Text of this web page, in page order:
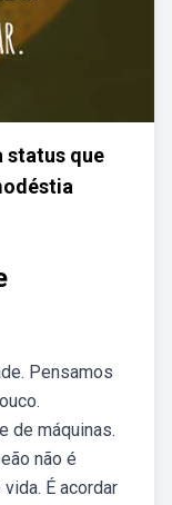
status que
Pensamos
de máquinas.
não é
É acordar